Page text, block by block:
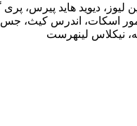
دیوید هاید پیرس، پری
اسکات، اندرس کیث، جس
نیکلاس لینهرست